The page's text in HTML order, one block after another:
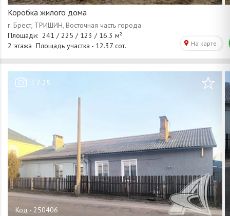
Коробка жилого дома
1 / 25